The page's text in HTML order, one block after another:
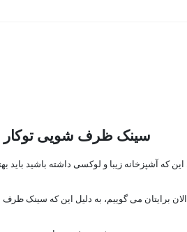
سینک ظرف شویی توکار
این که آشپزخانه زیبا و لوکسی داشته باشید
برایتان می گوییم، به دلیل این که سینک